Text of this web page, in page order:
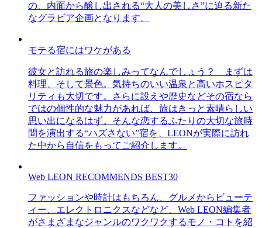
の、内面から醸し出される“大人の美しさ”に迫る新た
なグラビア企画となります。
モテる宿にはワケがある
彼女と訪れる旅の楽しみってなんでしょう？ まずは
料理、そして景色。気持ちのいい温泉と高いホスピタ
リティも大切です。さらに設えや歴史などその宿なら
ではの個性的な魅力があれば、旅はきっと素晴らしい
思い出になるはず。そんな恋するふたりの大切な旅時
間を演出する“ハズさない”宿を、LEONが実際に訪れ
た中から自信をもってご紹介します。
Web LEON RECOMMENDS BEST30
ファッションや時計はもちろん、グルメからビューテ
ィー、エレクトロニクスなどなど、Web LEON編集者
がさまざまなジャンルのワクワクするモノ・コトを紹